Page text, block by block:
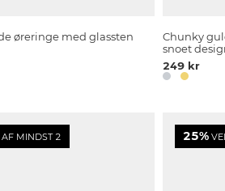
øreringe med glassten
Chunky
snoet
249 kr
MINDST 2 25%